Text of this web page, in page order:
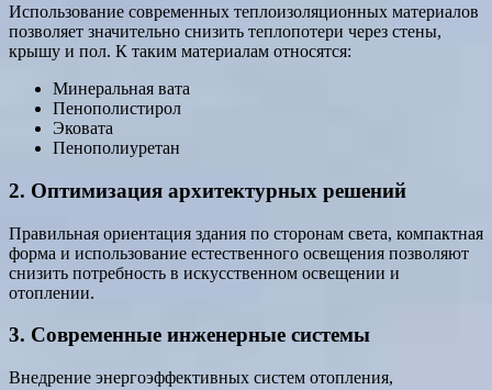
Использование современных теплоизоляционных материалов
позволяет значительно снизить теплопотери через стены,
крышу и пол. К таким материалам относятся:
Минеральная вата
Пенополистирол
Эковата
Пенополиуретан
2. Оптимизация архитектурных решений
Правильная ориентация здания по сторонам света, компактная
форма и использование естественного освещения позволяют
снизить потребность в искусственном освещении и
отоплении.
3. Современные инженерные системы
Внедрение энергоэффективных систем отопления,